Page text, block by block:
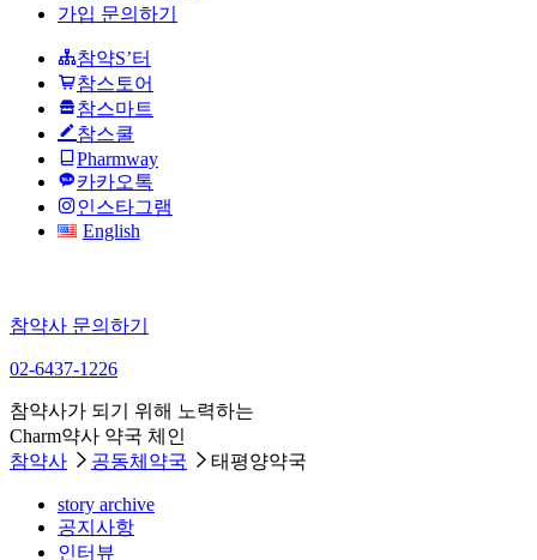
가입 문의하기
참약S’터
참스토어
참스마트
참스쿨
Pharmway
카카오톡
인스타그램
English
참약사 문의하기
02-6437-1226
참약사가 되기 위해 노력하는
Charm약사 약국 체인
참약사
공동체약국 태평양약국
story archive
공지사항
인터뷰